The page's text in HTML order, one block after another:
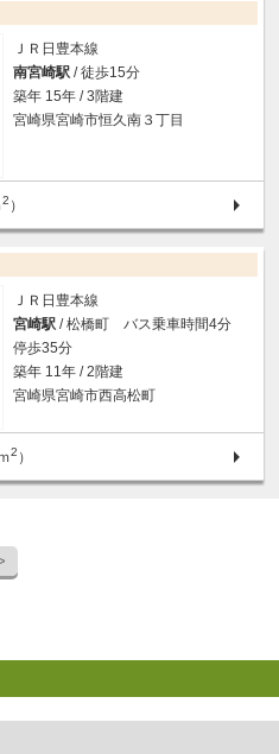
ＪＲ日豊本線
南宮崎駅 / 徒歩15分
築年 15年 / 3階建
宮崎県宮崎市恒久南３丁目
2 ）
ＪＲ日豊本線
宮崎駅 / 松橋町 バス乗車時間4分
停歩35分
築年 11年 / 2階建
宮崎県宮崎市西高松町
2 ）